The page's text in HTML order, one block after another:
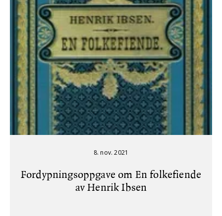
8. nov. 2021
Fordypningsoppgave om En folkefiende
av Henrik Ibsen